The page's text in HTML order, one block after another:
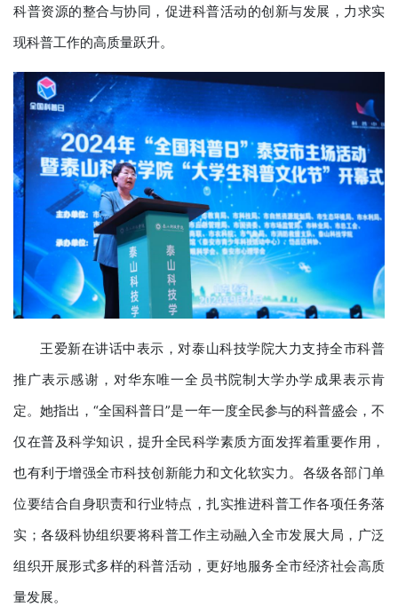
科普资源的整合与协同，促进科普活动的创新与发展，力求实
现科普工作的高质量跃升。
王爱新在讲话中表示，对泰山科技学院大力支持全市科普
推广表示感谢，对华东唯一全员书院制大学办学成果表示肯
定。她指出，“全国科普日”是一年一度全民参与的科普盛会，不
仅在普及科学知识，提升全民科学素质方面发挥着重要作用，
也有利于增强全市科技创新能力和文化软实力。各级各部门单
位要结合自身职责和行业特点，扎实推进科普工作各项任务落
实；各级科协组织要将科普工作主动融入全市发展大局，广泛
组织开展形式多样的科普活动，更好地服务全市经济社会高质
量发展。